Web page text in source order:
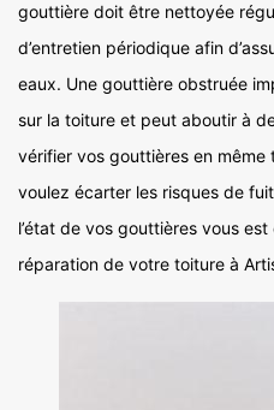
gouttière doit être nettoyée
d’entretien périodique afin
eaux. Une gouttière obstruée
sur la toiture et peut aboutir à
vérifier vos gouttières en
voulez écarter les risques de
l’état de vos gouttières vous
réparation de votre toiture à